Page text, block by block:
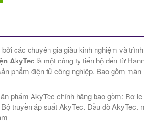
các chuyên gia giàu kinh nghiệm và
AkyTeclà một công ty tiến bộ đến từ
phẩm điện tử công nghiệp. Bao gồm
phẩm AkyTec chính hãng bao gồm: Rơ
truyền áp suất AkyTec, Đầu dò AkyTec,